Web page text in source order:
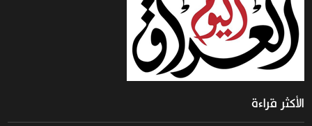
الأكثر قراءة